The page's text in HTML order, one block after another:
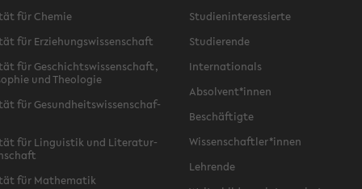
für Che­mie
für Er­zie­hungs­wis­sen­schaft
für Ge­schichts­wis­sen­schaft,
und Theo­lo­gie
für Ge­sund­heits­wis­sen­schaf­
für Lin­gu­is­tik und Li­te­ra­tur­
für Ma­the­ma­tik
Stu­di­en­in­ter­es­sier­te
Stu­die­ren­de
In­ter­na­tio­nals
Ab­sol­vent*innen
Be­schäf­tig­te
Wis­sen­schaft­ler*innen
Leh­ren­de